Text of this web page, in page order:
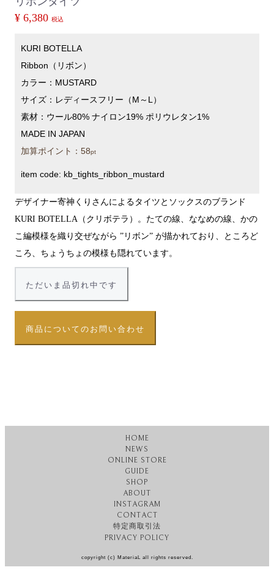
¥ 6,380 税込
KURI BOTELLA
Ribbon（リボン）
カラー：MUSTARD
サイズ：レディースフリー（M～L）
素材：ウール80% ナイロン19% ポリウレタン1%
MADE IN JAPAN
加算ポイント： 58pt
item code: kb_tights_ribbon_mustard
デザイナー寄神くりさんによるタイツとソックスのブランド
KURI BOTELLA（クリボテラ）。たての線、ななめの線、かの
こ編模様を織り交ぜながら ”リボン” が描かれており、ところど
ころ、ちょうちょの模様も隠れています。
ただいま品切れ中です
商品についてのお問い合わせ
HOME
NEWS
ONLINE STORE
GUIDE
SHOP
ABOUT
INSTAGRAM
CONTACT
特定商取引法
PRIVACY POLICY
copyright (c) MateriaL all rights reserved.